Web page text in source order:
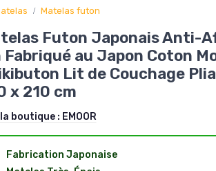
Matelas futon
Futon Japonais Anti-
Fabriqué au Japon Coton
Lit de Couchage
x 210 cm
boutique : EMOOR
Fabrication Japonaise